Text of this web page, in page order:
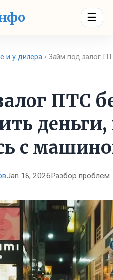
☰
и у дилера › Займ под залог
ПТС
деньги,
с
Jan 18, 2026Разбор проблем